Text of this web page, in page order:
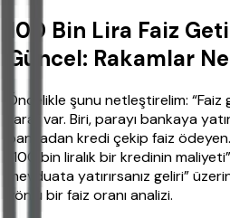
100 Bin Lira Faiz
Güncel: Rakamlar
Öncelikle şunu netleştirelim:
taraf var. Biri, parayı bankaya
bankadan kredi çekip faiz
“100 bin liralık bir kredinin
mevduata yatırırsanız geliri”
yönlü bir faiz oranı analizi.